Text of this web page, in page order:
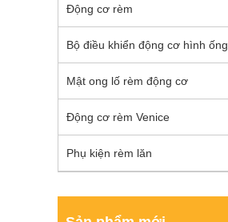
Động cơ rèm
Bộ điều khiển động cơ hình ống
Mật ong lố rèm động cơ
Động cơ rèm Venice
Phụ kiện rèm lăn